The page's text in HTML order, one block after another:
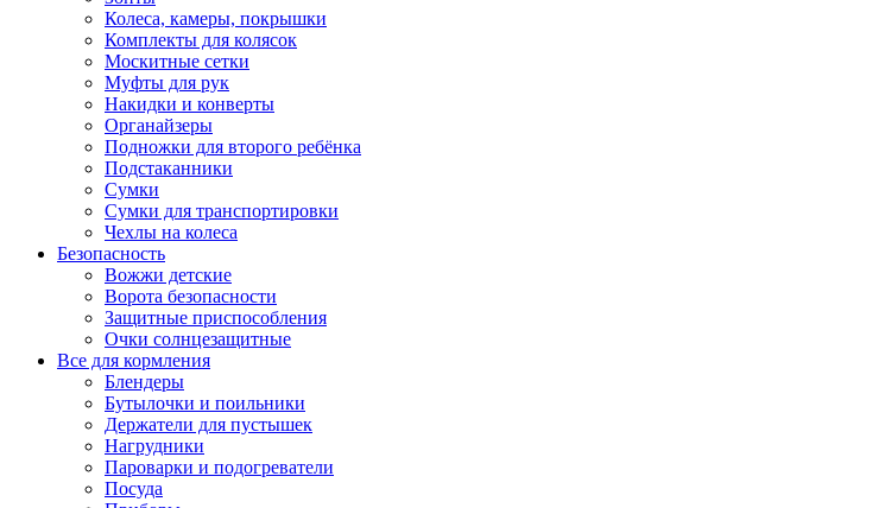
Колеса, камеры, покрышки
Комплекты для колясок
Москитные сетки
Муфты для рук
Накидки и конверты
Органайзеры
Подножки для второго ребёнка
Подстаканники
Сумки
Сумки для транспортировки
Чехлы на колеса
Безопасность
Вожжи детские
Ворота безопасности
Защитные приспособления
Очки солнцезащитные
Все для кормления
Блендеры
Бутылочки и поильники
Держатели для пустышек
Нагрудники
Пароварки и подогреватели
Посуда